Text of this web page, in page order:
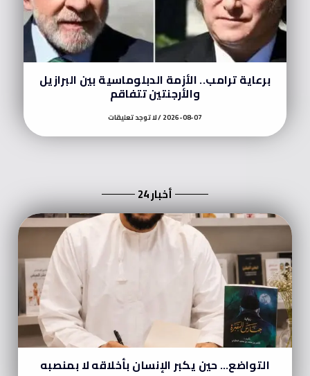
برعاية ترامب.. الأزمة الدبلوماسية بين البرازيل
والأرجنتين تتفاقم
2026-08-07 لا توجد تعليقات
أخبار 24
التواضع… حين يكبر الإنسان بأخلاقه لا بمنصبه